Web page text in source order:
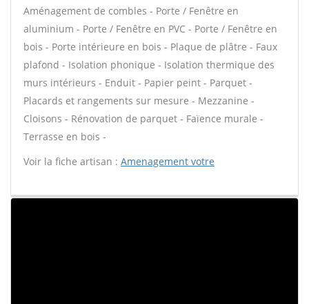
Aménagement de combles - Porte / Fenêtre en
aluminium - Porte / Fenêtre en PVC - Porte / Fenêtre en
bois - Porte intérieure en bois - Plaque de plâtre - Faux
plafond - Isolation phonique - Isolation thermique des
murs intérieurs - Enduit - Papier peint - Parquet -
Placards et rangements sur mesure - Mezzanine -
Cloisons - Rénovation de parquet - Faïence murale -
Terrasse en bois -
Voir la fiche artisan : Amenagement votre